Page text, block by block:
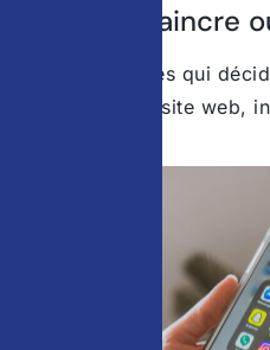
pour convaincre
Ces 5 secondes qui
travaillé votre site web,